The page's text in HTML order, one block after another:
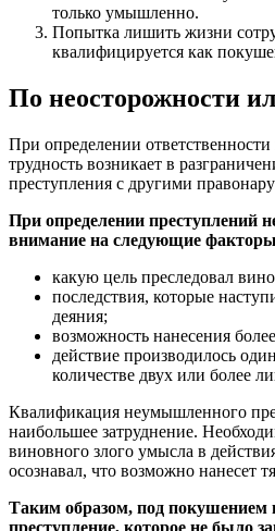
только умышленно.
Попытка лишить жизни
квалифицируется как
По неосторожности
При определении
трудность возникает в
преступления с другими
При определении преступлений
внимание на следующие
какую цель преследовал
последствия, которые
деяния;
возможность нанесения
действие производилось
количестве двух или более
Квалификация неумышленного
наибольшее затруднение.
виновного злого умысла в
осознавал, что возможно нанесет
Таким образом, под покушением